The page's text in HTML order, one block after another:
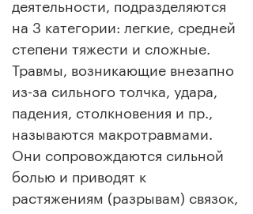
деятельности, подразделяются
на 3 категории: легкие, средней
степени тяжести и сложные.
Травмы, возникающие внезапно
из-за сильного толчка, удара,
падения, столкновения и пр.,
называются макротравмами.
Они сопровождаются сильной
болью и приводят к
растяжениям (разрывам) связок,